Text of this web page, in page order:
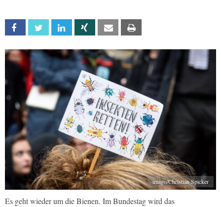
Facebook Twitter Linkedin Xing Email
imago/Christian Spicker
Es geht wieder um die Bienen. Im Bundestag wird das